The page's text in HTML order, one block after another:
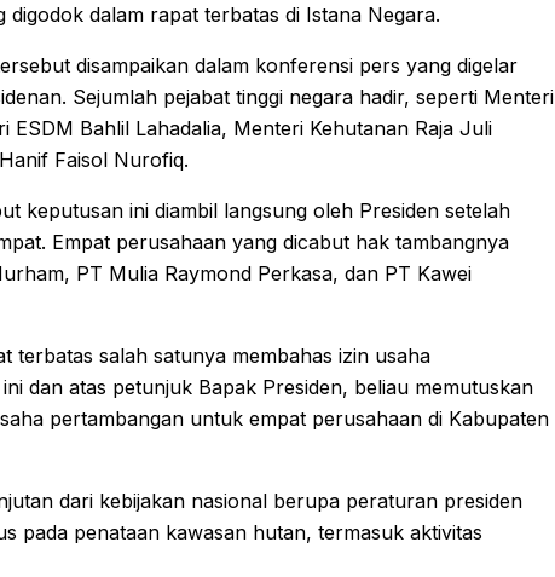
dalam rapat terbatas di Istana Negara.
disampaikan dalam konferensi pers yang digelar
Sejumlah pejabat tinggi negara hadir, seperti Menteri
Bahlil Lahadalia, Menteri Kehutanan Raja Juli
Faisol Nurofiq.
keputusan ini diambil langsung oleh Presiden setelah
Empat perusahaan yang dicabut hak tambangnya
PT Mulia Raymond Perkasa, dan PT Kawei
terbatas salah satunya membahas izin usaha
dan atas petunjuk Bapak Presiden, beliau memutuskan
pertambangan untuk empat perusahaan di Kabupaten
dari kebijakan nasional berupa peraturan presiden
pada penataan kawasan hutan, termasuk aktivitas